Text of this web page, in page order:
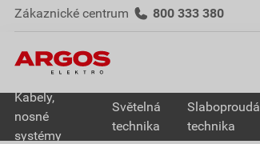
Zákaznické centrum 800 333 380
Kabely,
nosné
systémy
Světelná
technika
Slaboproudá
technika